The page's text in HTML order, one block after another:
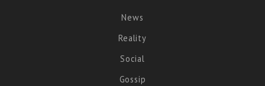
News
Reality
Social
Gossip